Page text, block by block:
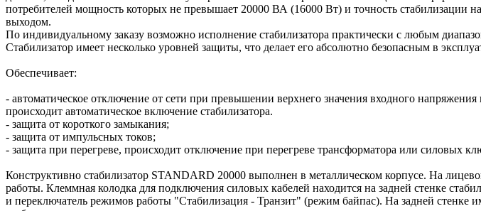
потребителей мощность которых не превышает 20000 ВА (16000 Вт) и точность стабилизации
выходом.
По индивидуальному заказу возможно исполнение стабилизатора практически с любым
Стабилизатор имеет несколько уровней защиты, что делает его абсолютно безопасным в
Обеспечивает:
- автоматическое отключение от сети при превышении верхнего значения входного
происходит автоматическое включение стабилизатора.
- защита от короткого замыкания;
- защита от импульсных токов;
- защита при перегреве, происходит отключение при перегреве трансформатора или силовых
Конструктивно стабилизатор STANDARD 20000 выполнен в металлическом корпусе. На
работы. Клеммная колодка для подключения силовых кабелей находится на задней стенке
и переключатель режимов работы "Стабилизация - Транзит" (режим байпас). На задней стенке